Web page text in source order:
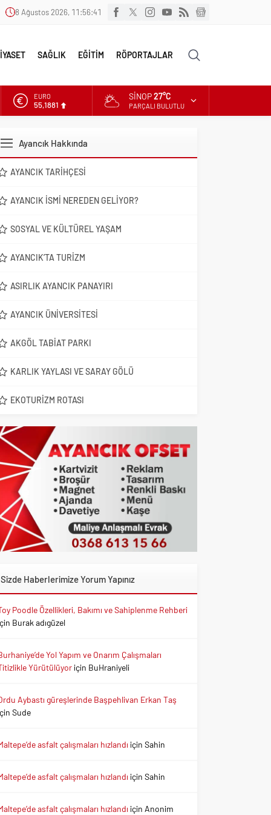
8 Ağustos 2026, 11:56:42
SAĞLIK EĞİTİM RÖPORTAJLAR
EURO
55,1881
DOLAR
SINOP27°C
PARÇALI BULUTLU
Ayancık Hakkında
AYANCIK TARIHÇESI
AYANCIK İSMI NEREDEN GELIYOR?
SOSYAL VE KÜLTÜREL YAŞAM
AYANCIK’TA TURIZM
ASIRLIK AYANCIK PANAYIRI
AYANCIK ÜNIVERSITESI
AKGÖL TABIAT PARKI
KARLIK YAYLASI VE SARAY GÖLÜ
EKOTURIZM ROTASI
Sizde Haberlerimize Yorum Yapınız
Poodle Özellikleri, Bakımı ve Sahiplenme Rehberi
Burak adıgüzel
Yol Yapım ve Onarım Çalışmaları
Yürütülüyoriçin BuHraniyeli
Aybastı güreşlerinde Başpehlivan Erkan Taş
Sude
asfalt çalışmaları hızlandı içinSahin
asfalt çalışmaları hızlandı içinSahin
asfalt çalışmaları hızlandı için Anonim